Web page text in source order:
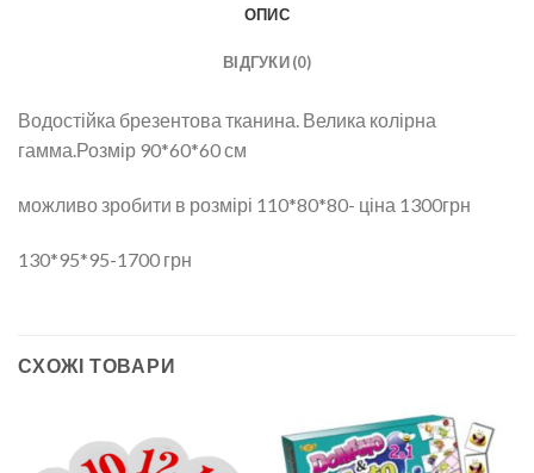
ОПИС
ВІДГУКИ (0)
Водостійка брезентова тканина. Велика колірна
гамма.Розмір 90*60*60 см
можливо зробити в розмірі 110*80*80- ціна 1300грн
130*95*95-1700 грн
СХОЖІ ТОВАРИ